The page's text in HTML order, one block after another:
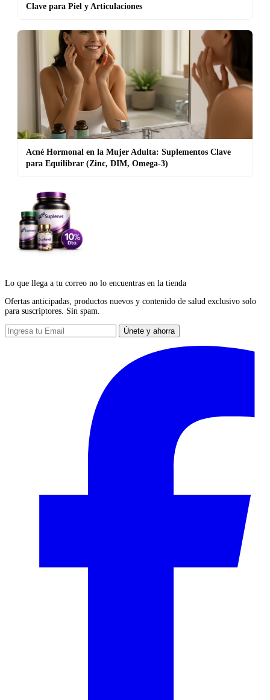
Clave para Piel y Articulaciones
Acné Hormonal en la Mujer Adulta: Suplementos Clave
para Equilibrar (Zinc, DIM, Omega-3)
Lo que llega a tu correo no lo encuentras en la tienda
Ofertas anticipadas, productos nuevos y contenido de salud exclusivo solo
para suscriptores. Sin spam.
Únete y ahorra